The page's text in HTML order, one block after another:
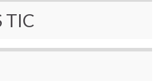
TIC